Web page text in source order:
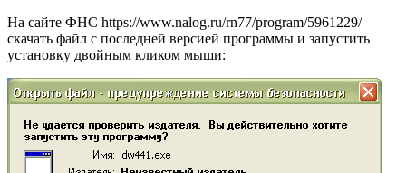
На сайте ФНС https://www.nalog.ru/rn77/program/5961229/
скачать файл с последней версией программы и запустить
установку двойным кликом мыши: